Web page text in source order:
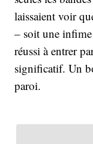
laissaient voir
– soit une
réussi à entrer
significatif. Un
paroi.